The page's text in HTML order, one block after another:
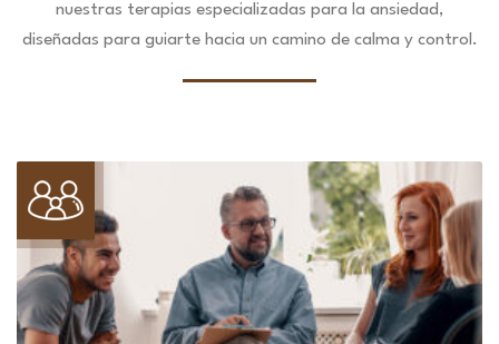
nuestras terapias especializadas para la ansiedad,
diseñadas para guiarte hacia un camino de calma y control.